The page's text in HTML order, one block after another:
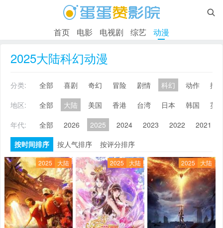

首页 电影 电视剧 综艺 动漫
2025大陆科幻动漫
分类: 全部 喜剧 奇幻 冒险 剧情 科幻 动作
搞
地区:
全部 大陆 美国 香港 台湾 日本 韩国
英
年代:
全部 2026 2025 2024 2023 2022 2021
按时间排序
按人气排序 按评分排序
2025 大陆 2025 大陆 2025 大陆